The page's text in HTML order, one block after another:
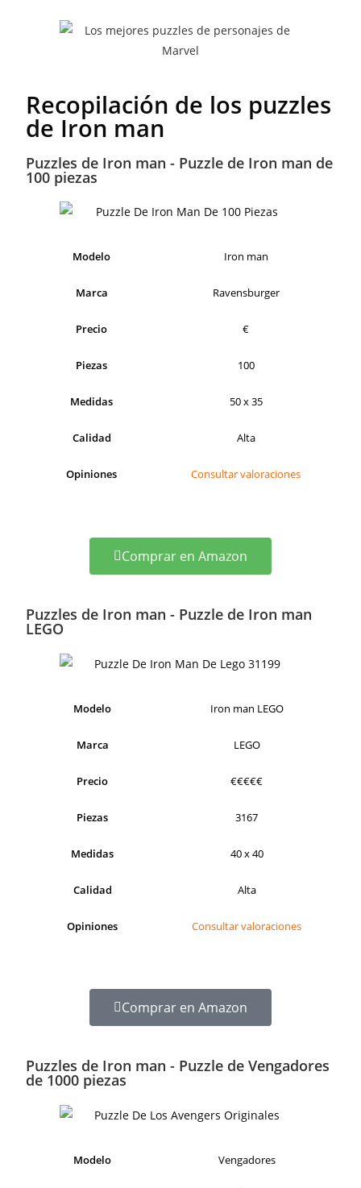
Recopilación de los puzzles
de Iron man
Puzzles de Iron man - Puzzle de Iron man de
100 piezas
Modelo Iron man
Marca Ravensburger
Precio €
Piezas 100
Medidas 50 x 35
Calidad Alta
Opiniones Consultar valoraciones
Comprar en Amazon
Puzzles de Iron man - Puzzle de Iron man
LEGO
Modelo Iron man LEGO
Marca LEGO
Precio €€€€€
Piezas 3167
Medidas 40 x 40
Calidad Alta
Opiniones Consultar valoraciones
Comprar en Amazon
Puzzles de Iron man - Puzzle de Vengadores
de 1000 piezas
Modelo Vengadores